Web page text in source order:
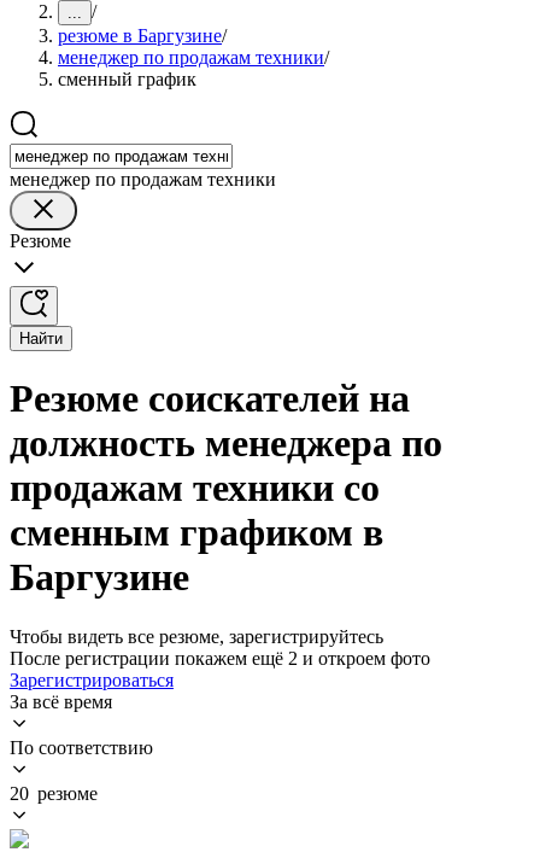
... /
резюме в Баргузине/
менеджер по продажам техники/
сменный график
менеджер по продажам техники
Резюме
Найти
Резюме соискателей на
должность менеджера по
продажам техники со
сменным графиком в
Баргузине
Чтобы видеть все резюме, зарегистрируйтесь
После регистрации покажем ещё 2 и откроем фото
Зарегистрироваться
За всё время
По соответствию
20 резюме